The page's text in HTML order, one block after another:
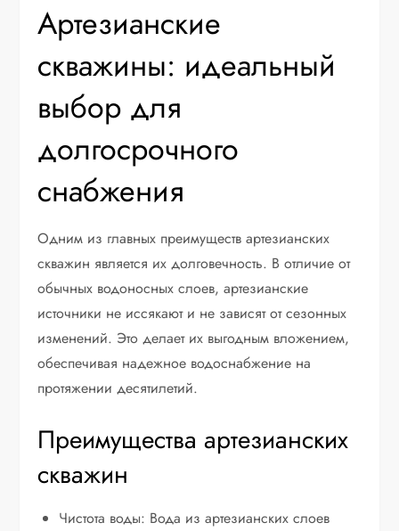
Артезианские
скважины: идеальный
выбор для
долгосрочного
снабжения
Одним из главных преимуществ артезианских
скважин является их долговечность. В отличие от
обычных водоносных слоев, артезианские
источники не иссякают и не зависят от сезонных
изменений. Это делает их выгодным вложением,
обеспечивая надежное водоснабжение на
протяжении десятилетий.
Преимущества артезианских
скважин
Чистота воды: Вода из артезианских слоев